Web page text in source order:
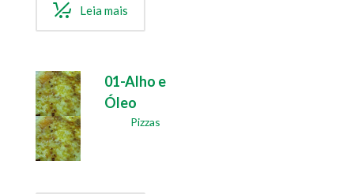
Leia mais
01-Alho e
Óleo
Pizzas